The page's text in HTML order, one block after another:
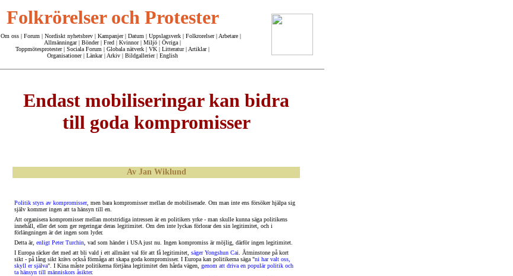
Folkrörelser och Protester
Om oss| Forum | Nordiskt nyhetsbrev| Kampanjer|Datum | Uppslagsverk| Folkrorelser| Arbetare|
Allmänningar| Bönder| Fred | Kvinnor| Miljö | Övriga |
Toppmötesprotester| Sociala Forum | Globala nätverk | VK | Litteratur| Artiklar|
Organisationer| Länkar| Arkiv | Bildgallerier| English
Endast mobiliseringar kan bidra
till goda kompromisser
Av Jan Wiklund
Politik styrs av kompromisser, men bara kompromisser mellan de mobiliserade. Om man inte ens försöker hjälpa sig
själv kommer ingen att ta hänsyn till en.
Att organisera kompromisser mellan motstridiga intressen är en politikers yrke - man skulle kunna säga politikens
innehåll, eller det som ger regeringar deras legitimitet. Om den inte lyckas förlorar den sin legitimitet, och i
förlängningen är det ingen som lyder.
Detta är, enligt Peter Turchin , vad som händer i USA just nu. Ingen kompromiss är möjlig, därför ingen legitimitet.
I Europa räcker det med att bli vald i ett allmänt val för att få legitimitet, säger Yongshun Cai . Åtminstone på kort
sikt - på lång sikt krävs också förmåga att skapa goda kompromisser. I Europa kan politikerna säga "ni har valt oss,
skyll er själva". I Kina måste politikerna förtjäna legitimitet den hårda vägen, genom att driva en populär politik och
ta hänsyn till människors åsikter.